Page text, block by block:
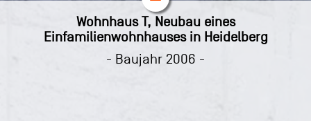
Wohnhaus T, Neubau eines
Einfamilienwohnhauses in Heidelberg
- Baujahr 2006 -